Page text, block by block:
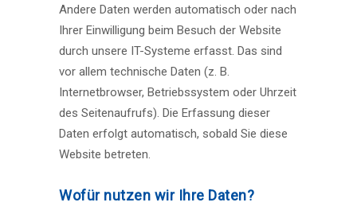
Andere Daten werden automatisch oder nach
Ihrer Einwilligung beim Besuch der Website
durch unsere IT-Systeme erfasst. Das sind
vor allem technische Daten (z. B.
Internetbrowser, Betriebssystem oder Uhrzeit
des Seitenaufrufs). Die Erfassung dieser
Daten erfolgt automatisch, sobald Sie diese
Website betreten.
Wofür nutzen wir Ihre Daten?